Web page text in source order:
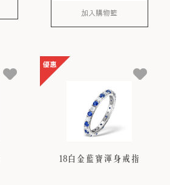
加入購物籃
18白金藍寶渾身戒指